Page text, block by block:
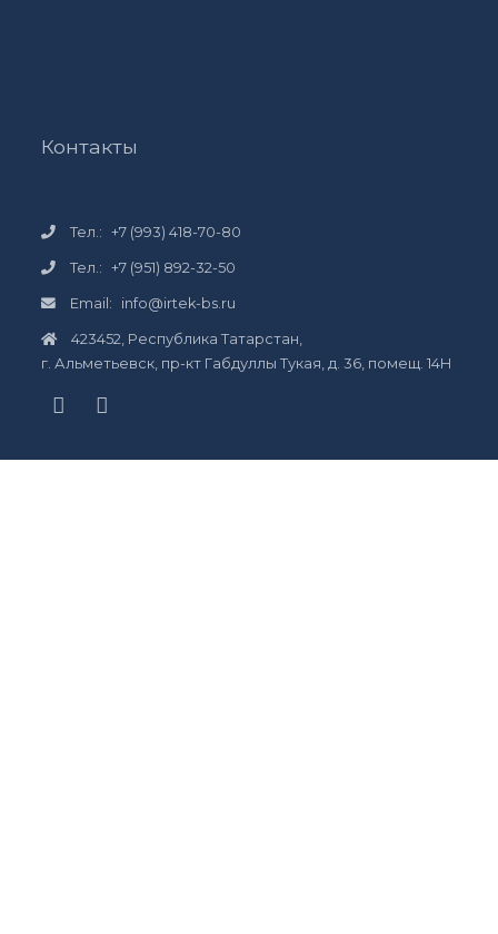
Контакты
Тел.: +7 (993) 418-70-80
Тел.: +7 (951) 892-32-50
Email: info@irtek-bs.ru
423452, Республика Татарстан,
г. Альметьевск, пр-кт Габдуллы Тукая, д. 36, помещ. 14Н